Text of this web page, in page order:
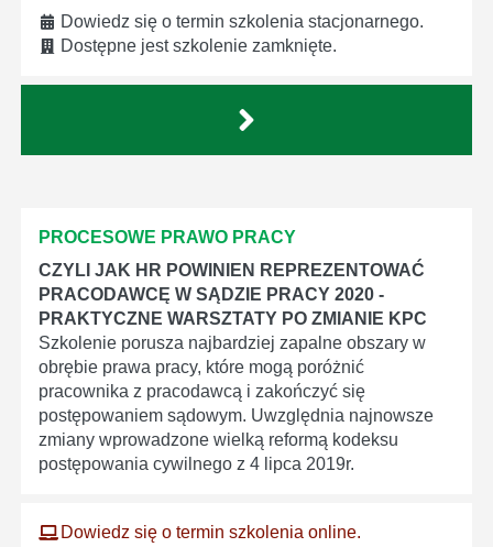
Dowiedz się o termin szkolenia stacjonarnego.
Dostępne jest szkolenie zamknięte.
PROCESOWE PRAWO PRACY
CZYLI JAK HR POWINIEN REPREZENTOWAĆ
PRACODAWCĘ W SĄDZIE PRACY 2020 -
PRAKTYCZNE WARSZTATY PO ZMIANIE KPC
Szkolenie porusza najbardziej zapalne obszary w
obrębie prawa pracy, które mogą poróżnić
pracownika z pracodawcą i zakończyć się
postępowaniem sądowym. Uwzględnia najnowsze
zmiany wprowadzone wielką reformą kodeksu
postępowania cywilnego z 4 lipca 2019r.
Dowiedz się o termin szkolenia online.